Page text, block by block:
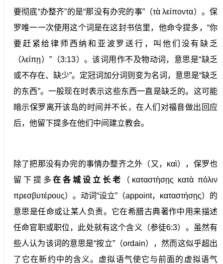
要彻底“办整齐”的是“那没有办完的事”（τὰ λείποντα）。保
罗唯一一次使用这个词是在这封书信里，他命令提多，“你
要赶紧给律师西纳和亚波罗送行，叫他们没有缺乏
（λείπῃ）”（3:13）。该词用作不及物动词，意思是“缺乏
或不存在、缺少”。定冠词加分词则变为名词，意思是“缺乏
的东西”。一般现在时表示这些东西一直是缺乏的。这可能
暗示保罗离开该岛的时间并不长，在人们对福音做出回应
后，他留下提多在他们中间建立教会。
除了把那没有办完的事情办整齐之外（又，καὶ），保罗也
留下提多在各城设立长老
（καταστὴσῃς κατὰ πόλιν
πρεσβυτέρους）。动词“设立”（appoint，καταστήσῃς）的
意思是任命或让某人负责。它在希腊古典著作中用来描述
任命官职或职位，此处就有这个含义（参徒6:3）。虽然有
些人认为该词的意思是“按立”（ordain），然而这似乎超出
了它在新约中的含义。虚拟语气使它与前面的虚拟语气